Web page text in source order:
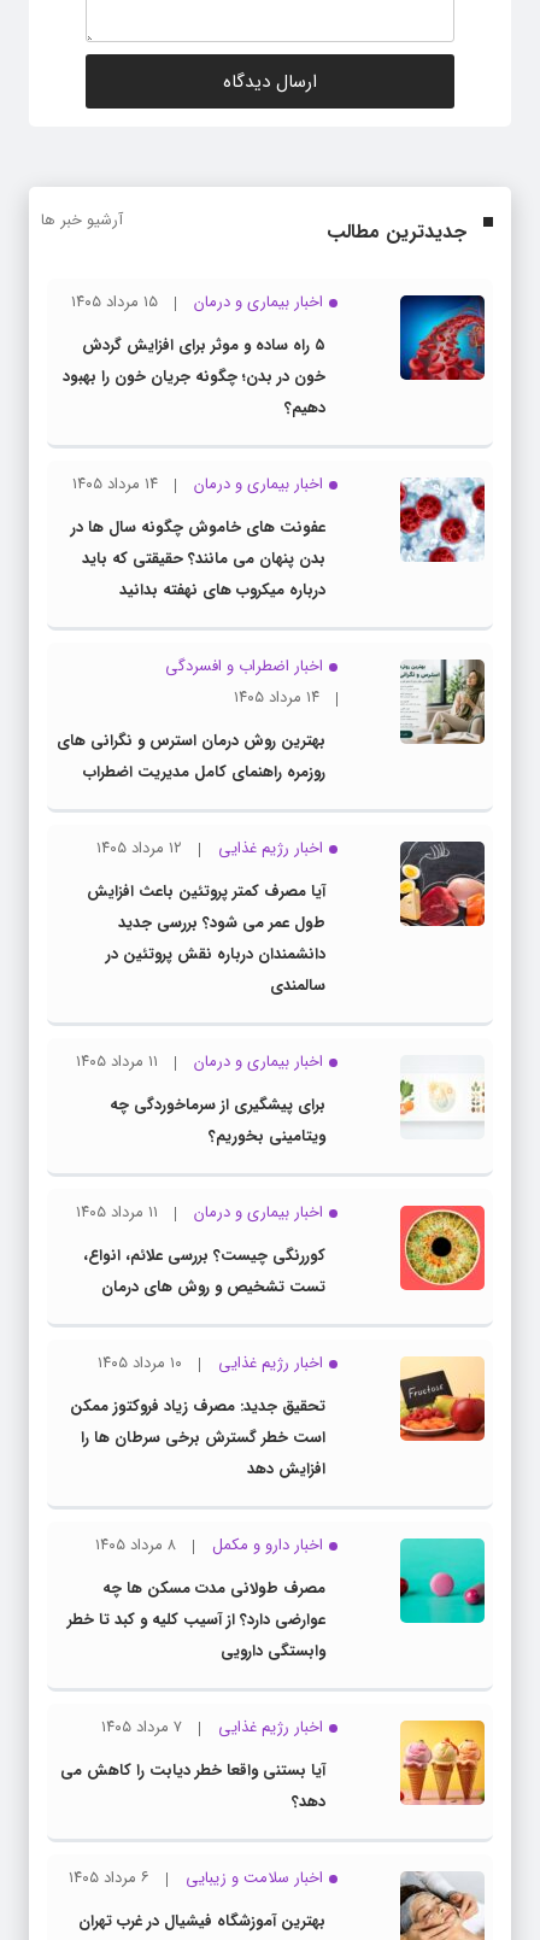
جدیدترین مطالب آرشیو خبر ها
اخبار بیماری و درمان
۱۵ مرداد ۱۴۰۵
۵ راه ساده و موثر برای افزایش گردش
خون در بدن؛ چگونه جریان خون را بهبود
دهیم؟
اخبار بیماری و درمان
۱۴ مرداد ۱۴۰۵
عفونت های خاموش چگونه سال ها در
بدن پنهان می مانند؟ حقیقتی که باید
درباره میکروب های نهفته بدانید
اخبار اضطراب و افسردگی
۱۴ مرداد ۱۴۰۵
بهترین روش درمان استرس و نگرانی های
روزمره راهنمای کامل مدیریت اضطراب
اخبار رژیم غذایی
۱۲ مرداد ۱۴۰۵
آیا مصرف کمتر پروتئین باعث افزایش
طول عمر می شود؟ بررسی جدید
دانشمندان درباره نقش پروتئین در
سالمندی
اخبار بیماری و درمان
۱۱ مرداد ۱۴۰۵
برای پیشگیری از سرماخوردگی چه
ویتامینی بخوریم؟
اخبار بیماری و درمان
۱۱ مرداد ۱۴۰۵
کوررنگی چیست؟ بررسی علائم، انواع،
تست تشخیص و روش های درمان
اخبار رژیم غذایی
۱۰ مرداد ۱۴۰۵
تحقیق جدید: مصرف زیاد فروکتوز ممکن
است خطر گسترش برخی سرطان ها را
افزایش دهد
اخبار دارو و مکمل
۸ مرداد ۱۴۰۵
مصرف طولانی مدت مسکن ها چه
عوارضی دارد؟ از آسیب کلیه و کبد تا خطر
وابستگی دارویی
اخبار رژیم غذایی
۷ مرداد ۱۴۰۵
آیا بستنی واقعا خطر دیابت را کاهش می
دهد؟
اخبار سلامت و زیبایی
۶ مرداد ۱۴۰۵
بهترین آموزشگاه فیشیال در غرب تهران